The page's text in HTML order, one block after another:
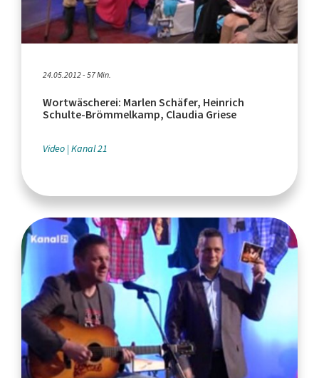
24.05.2012 - 57 Min.
Wortwäscherei: Marlen Schäfer, Heinrich
Schulte-Brömmelkamp, Claudia Griese
Video Kanal 21